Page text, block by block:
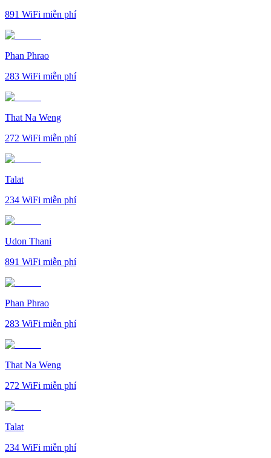
891 WiFi miễn phí
Phan Phrao
283 WiFi miễn phí
That Na Weng
272 WiFi miễn phí
Talat
234 WiFi miễn phí
Udon Thani
891 WiFi miễn phí
Phan Phrao
283 WiFi miễn phí
That Na Weng
272 WiFi miễn phí
Talat
234 WiFi miễn phí